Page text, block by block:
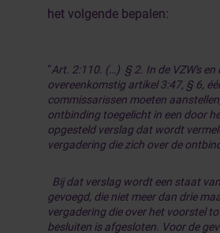
het volgende bepalen:
“Art. 2:110. (…) § 2. In de VZW's en
overeenkomstig artikel 3:47, § 6,
commissarissen moeten
ontbinding toegelicht in een door
opgesteld verslag dat wordt
vergadering die zich over de
Bij dat verslag wordt een staat
gevoegd, die niet meer dan drie
vergadering die over het voorstel
besluiten is afgesloten. Voor de